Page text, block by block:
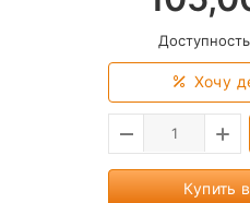
Хочу
Купить